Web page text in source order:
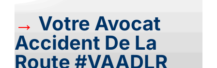
→ Votre Avocat
Accident De La
Route #VAADLR